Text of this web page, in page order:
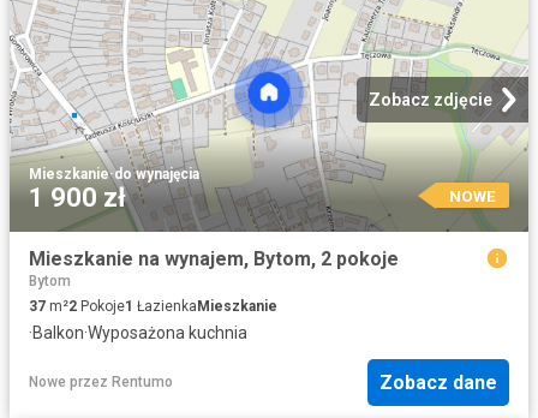
Zobacz zdjęcie
Mieszkanie·do wynajęcia
1 900 zł NOWE
Mieszkanie na wynajem, Bytom, 2 pokoje
Bytom
37 m²2 Pokoje1 Łazienka Mieszkanie
·Balkon·Wyposażona kuchnia
Nowe przez Rentumo Zobacz dane